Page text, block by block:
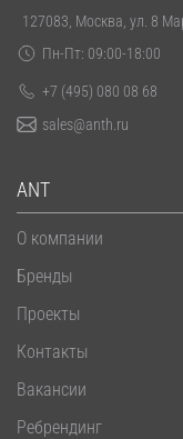
ANT
О компании
Бренды
Проекты
Контакты
Вакансии
Ребрендинг
127083, Москва, ул. 8
Пн-Пт: 09:00-18:00
+7 (495) 080 08 68
sales@anth.ru